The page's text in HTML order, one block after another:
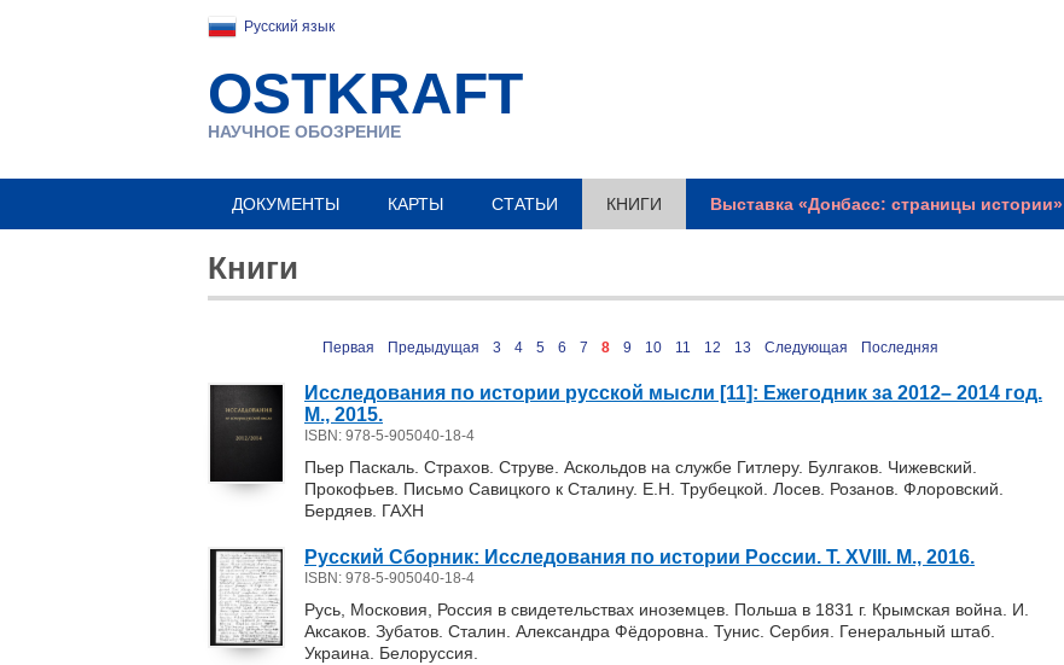
Русский язык
OSTKRAFT
НАУЧНОЕ ОБОЗРЕНИЕ
ДОКУМЕНТЫ КАРТЫ СТАТЬИ КНИГИ Выставка «Донбасс: страницы истории»
Книги
Первая Предыдущая 3 4 5 6 7 8 9 10 11 12 13 Следующая Последняя
Исследования по истории русской мысли [11]: Ежегодник за 2012– 2014 год.
М., 2015.
ISBN: 978-5-905040-18-4
Пьер Паскаль. Страхов. Струве. Аскольдов на службе Гитлеру. Булгаков. Чижевский.
Прокофьев. Письмо Савицкого к Сталину. Е.Н. Трубецкой. Лосев. Розанов. Флоровский.
Бердяев. ГАХН
Русский Сборник: Исследования по истории России. Т. XVIII. М., 2016.
ISBN: 978-5-905040-18-4
Русь, Московия, Россия в свидетельствах иноземцев. Польша в 1831 г. Крымская война. И.
Аксаков. Зубатов. Сталин. Александра Фёдоровна. Тунис. Сербия. Генеральный штаб.
Украина. Белоруссия.